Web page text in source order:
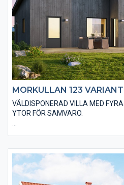
MORKULLAN 123 VARIANT
VÄLDISPONERAD VILLA MED
YTOR FÖR SAMVARO.
karakteristiskt utseende. Vi klär
slätspontad träpanel som med
falusvart för att förstärka
alternativa utföranden för att